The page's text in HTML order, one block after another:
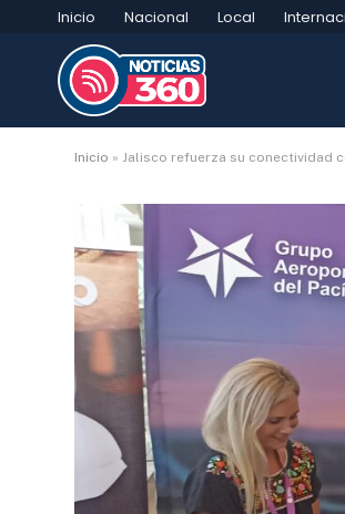
Inicio Nacional Local
Inicio » Jalisco refuerza su conectividad